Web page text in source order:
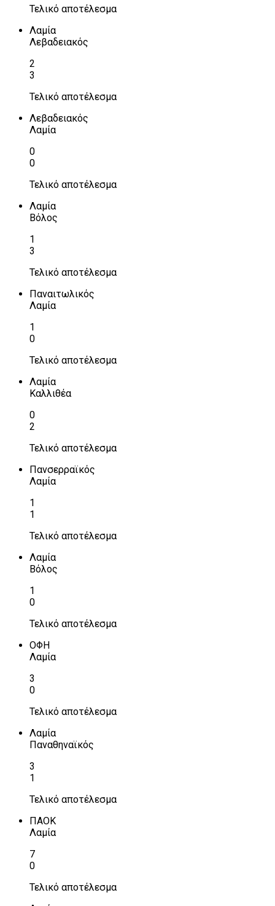
Τελικό αποτέλεσμα
Λαμία
Λεβαδειακός
2
3
Τελικό αποτέλεσμα
Λεβαδειακός
Λαμία
0
0
Τελικό αποτέλεσμα
Λαμία
Βόλος
1
3
Τελικό αποτέλεσμα
Παναιτωλικός
Λαμία
1
0
Τελικό αποτέλεσμα
Λαμία
Καλλιθέα
0
2
Τελικό αποτέλεσμα
Πανσερραϊκός
Λαμία
1
1
Τελικό αποτέλεσμα
Λαμία
Βόλος
1
0
Τελικό αποτέλεσμα
ΟΦΗ
Λαμία
3
0
Τελικό αποτέλεσμα
Λαμία
Παναθηναϊκός
3
1
Τελικό αποτέλεσμα
ΠΑΟΚ
Λαμία
7
0
Τελικό αποτέλεσμα